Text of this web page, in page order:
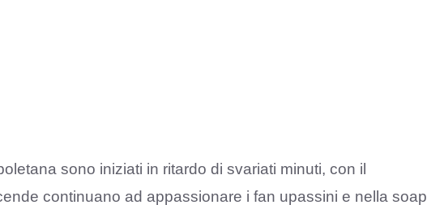
sono iniziati in ritardo di svariati minuti, con il
continuano ad appassionare i fan upassini e nella soap